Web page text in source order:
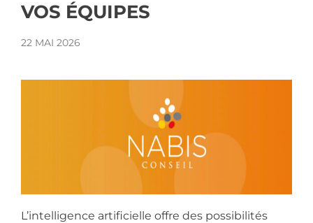
VOS ÉQUIPES
22 MAI 2026
L’intelligence artificielle offre des possibilités